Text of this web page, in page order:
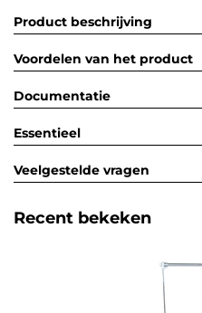
Product beschrijving
Voordelen van het product
Documentatie
Essentieel
Veelgestelde vragen
Recent bekeken